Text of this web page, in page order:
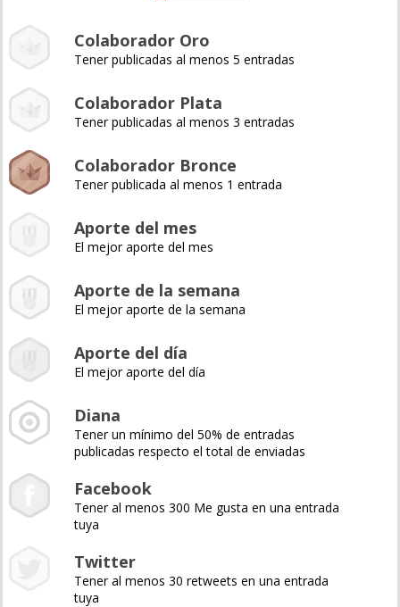
Colaborador Oro
Tener publicadas al menos 5 entradas
Colaborador Plata
Tener publicadas al menos 3 entradas
Colaborador Bronce
Tener publicada al menos 1 entrada
Aporte del mes
El mejor aporte del mes
Aporte de la semana
El mejor aporte de la semana
Aporte del día
El mejor aporte del día
Diana
Tener un mínimo del 50% de entradas
publicadas respecto el total de enviadas
Facebook
Tener al menos 300 Me gusta en una entrada
tuya
Twitter
Tener al menos 30 retweets en una entrada
tuya